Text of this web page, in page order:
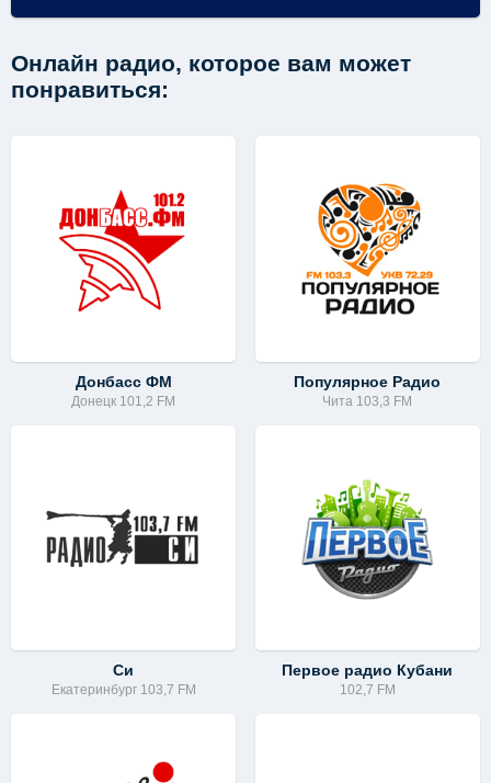
Онлайн радио, которое вам может
понравиться:
Донбасс ФМ
Донецк 101,2 FM
Популярное Радио
Чита 103,3 FM
Си
Екатеринбург 103,7 FM
Первое радио Кубани
102,7 FM